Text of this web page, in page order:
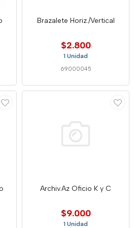
Brazalete Horiz./Vertical
$2.800
1 Unidad
69000045
Archiv.Az Oficio K y C
$9.000
1 Unidad